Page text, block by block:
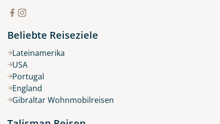
Beliebte Reiseziele
Lateinamerika
USA
Portugal
England
Gibraltar Wohnmobilreisen